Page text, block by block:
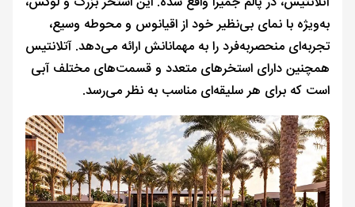
به‌ویژه با نمای بی‌نظیر خود از اقیانوس و محوطه وسیع،
تجربه‌ای منحصربه‌فرد را به مهمانانش ارائه می‌دهد. آتلانتیس
همچنین دارای استخرهای متعدد و قسمت‌های مختلف آبی
است که برای هر سلیقه‌ای مناسب به نظر می‌رسد.